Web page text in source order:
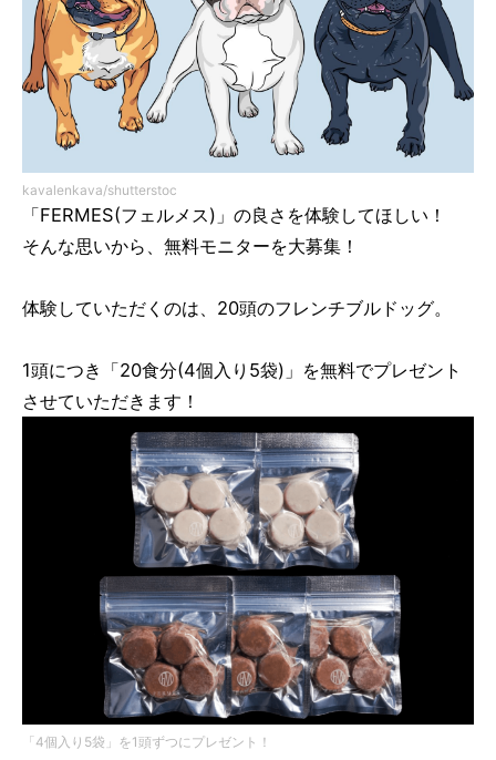
kavalenkava/shutterstoc
「FERMES(フェルメス)」の良さを体験してほしい！
そんな思いから、無料モニターを大募集！
体験していただくのは、20頭のフレンチブルドッグ。
1頭につき「20食分(4個入り5袋)」を無料でプレゼント
させていただきます！
「4個入り5袋」を1頭ずつにプレゼント！